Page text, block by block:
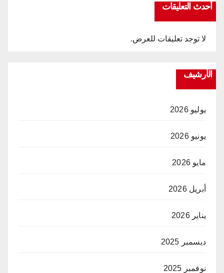
أحدث التعليقات
لا توجد تعليقات للعرض.
الأرشيف
يوليو 2026
يونيو 2026
مايو 2026
أبريل 2026
يناير 2026
ديسمبر 2025
نوفمبر 2025